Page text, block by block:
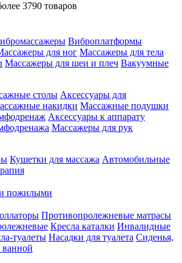
3790 товаров
Виброплатформы
для ног Массажеры для тела
Массажеры для шеи и плеч Вакуумные
столы Аксессуары для
накидки Массажные подушки
Аксессуары к аппарату
Массажеры для рук
Кушетки для массажа Автомобильные
пожилыми
Противопролежневые матрасы
Кресла каталки Инвалидные
туалеты Насадки для туалета Сиденья,
ванной